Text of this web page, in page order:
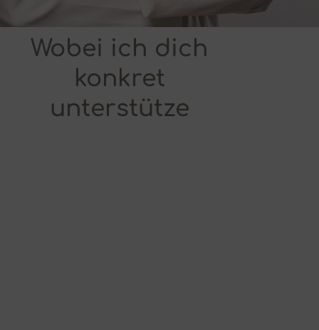
Wobei ich dich
konkret
unterstütze